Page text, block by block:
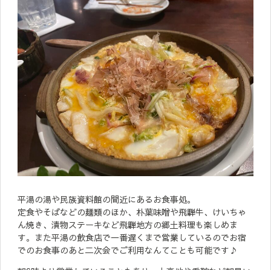
平湯の湯や民族資料館の間近にあるお食事処。
定食やそばなどの麺類のほか、朴葉味噌や飛騨牛、けいちゃ
ん焼き、漬物ステーキなど飛騨地方の郷土料理も楽しめま
す。また平湯の飲食店で一番遅くまで営業しているのでお宿
でのお食事のあと二次会でご利用なんてことも可能です♪